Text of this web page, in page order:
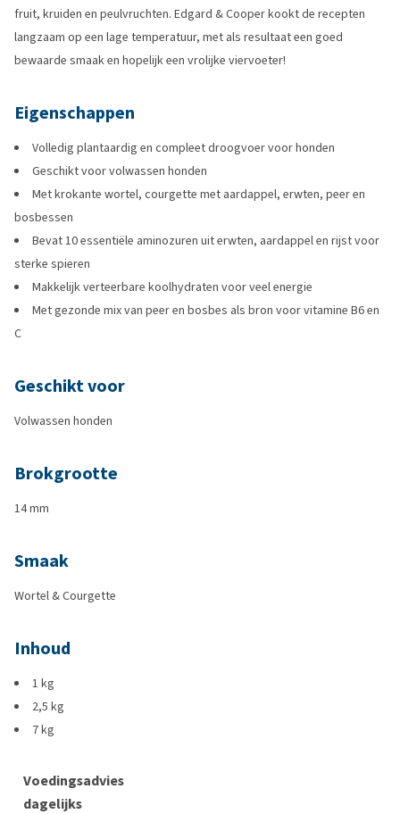
fruit, kruiden en peulvruchten. Edgard & Cooper kookt de recepten
langzaam op een lage temperatuur, met als resultaat een goed
bewaarde smaak en hopelijk een vrolijke viervoeter!
Eigenschappen
Volledig plantaardig en compleet droogvoer voor honden
Geschikt voor volwassen honden
Met krokante wortel, courgette met aardappel, erwten, peer en
bosbessen
Bevat 10 essentiële aminozuren uit erwten, aardappel en rijst voor
sterke spieren
Makkelijk verteerbare koolhydraten voor veel energie
Met gezonde mix van peer en bosbes als bron voor vitamine B6 en
C
Geschikt voor
Volwassen honden
Brokgrootte
14 mm
Smaak
Wortel & Courgette
Inhoud
1 kg
2,5 kg
7 kg
Voedingsadvies
dagelijks